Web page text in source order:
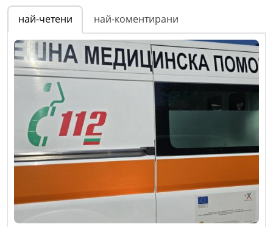
най-четени най-коментирани